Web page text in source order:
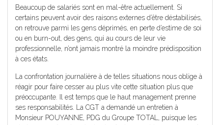
Beaucoup de salariés sont en mal-être actuellement. Si
certains peuvent avoir des raisons externes d’être déstabilisés,
on retrouve parmi les gens déprimés, en perte d’estime de soi
ou en burn-out, des gens, qui au cours de leur vie
professionnelle, n’ont jamais montré la moindre prédisposition
à ces états.
La confrontation journalière à de telles situations nous oblige à
réagir pour faire cesser au plus vite cette situation plus que
préoccupante. Il est temps que le haut management prenne
ses responsabilités. La CGT a demandé un entretien à
Monsieur POUYANNE, PDG du Groupe TOTAL, puisque les